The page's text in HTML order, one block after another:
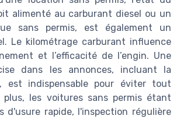
alimenté au carburant diesel ou un
sans permis, est également un
Le kilométrage carburant influence
et l’efficacité de l’engin. Une
dans les annonces, incluant la
est indispensable pour éviter tout
plus, les voitures sans permis étant
d'usure rapide, l'inspection régulière